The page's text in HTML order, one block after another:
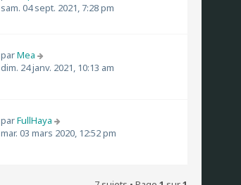
sam. 04 sept. 2021, 7:28 pm
parMea
dim. 24 janv. 2021, 10:13 am
parFullHaya
mar. 03 mars 2020, 12:52 pm